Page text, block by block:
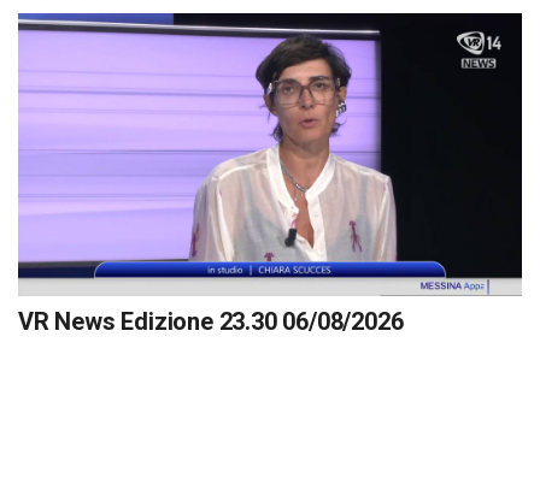
VR News Edizione 23.30 06/08/2026